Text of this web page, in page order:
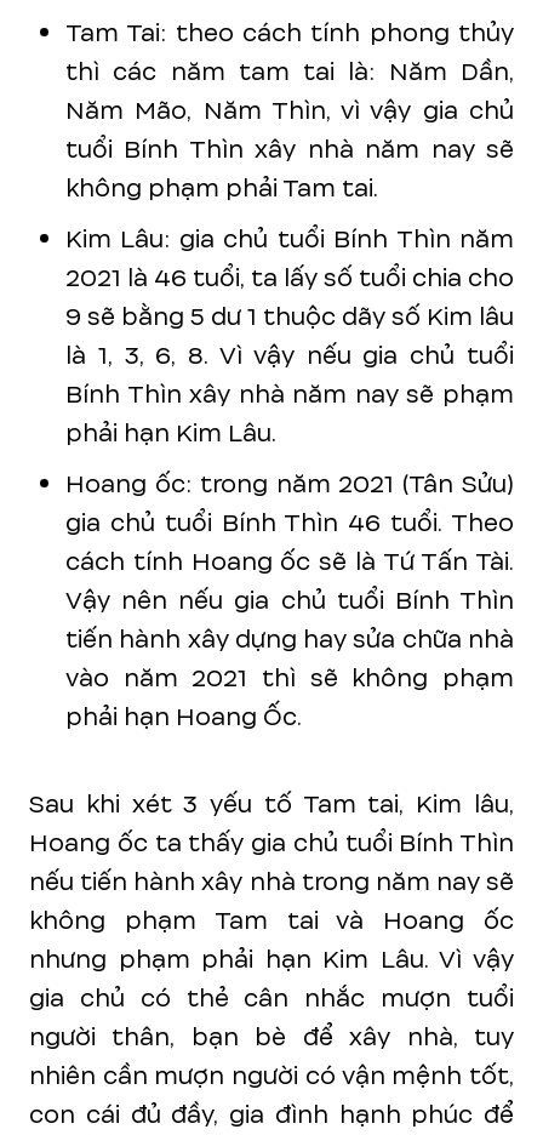
Tam Tai: theo cách tính phong thủy
thì các năm tam tai là: Năm Dần,
Năm Mão, Năm Thìn, vì vậy gia chủ
tuổi Bính Thìn xây nhà năm nay sẽ
không phạm phải Tam tai.
Kim Lâu: gia chủ tuổi Bính Thìn năm
2021 là 46 tuổi, ta lấy số tuổi chia cho
9 sẽ bằng 5 dư 1 thuộc dãy số Kim lâu
là 1, 3, 6, 8. Vì vậy nếu gia chủ tuổi
Bính Thìn xây nhà năm nay sẽ phạm
phải hạn Kim Lâu.
Hoang ốc: trong năm 2021 (Tân Sửu)
gia chủ tuổi Bính Thìn 46 tuổi. Theo
cách tính Hoang ốc sẽ là Tứ Tấn Tài.
Vậy nên nếu gia chủ tuổi Bính Thìn
tiến hành xây dựng hay sửa chữa nhà
vào năm 2021 thì sẽ không phạm
phải hạn Hoang Ốc.
Sau khi xét 3 yếu tố Tam tai, Kim lâu,
Hoang ốc ta thấy gia chủ tuổi Bính Thìn
nếu tiến hành xây nhà trong năm nay sẽ
không phạm Tam tai và Hoang ốc
nhưng phạm phải hạn Kim Lâu. Vì vậy
gia chủ có thẻ cân nhắc mượn tuổi
người thân, bạn bè để xây nhà, tuy
nhiên cần mượn người có vận mệnh tốt,
con cái đủ đầy, gia đình hạnh phúc để